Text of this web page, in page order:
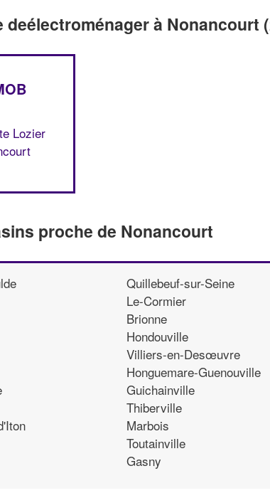
deélectroménager à Nonancourt
Lozier
proche de Nonancourt
Quillebeuf-sur-Seine
Le-Cormier
Brionne
Hondouville
Villiers-en-Desœuvre
Honguemare-Guenouville
Guichainville
Thiberville
Marbois
Toutainville
Gasny